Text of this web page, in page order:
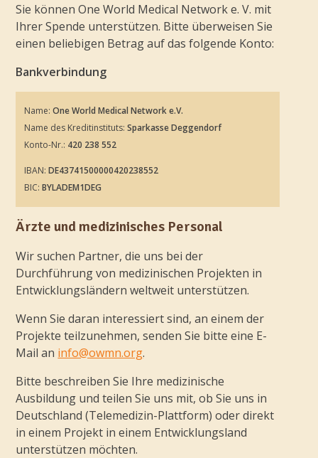
Sie können One World Medical Network e. V. mit
Ihrer Spende unterstützen. Bitte überweisen Sie
einen beliebigen Betrag auf das folgende Konto:
Bankverbindung
Name:One World Medical Network e.V.
Name des Kreditinstituts:Sparkasse Deggendorf
Konto-Nr.: 420 238 552
IBAN:DE43741500000420238552
BIC:BYLADEM1DEG
Ärzte und medizinisches Personal
Wir suchen Partner, die uns bei der
Durchführung von medizinischen Projekten in
Entwicklungsländern weltweit unterstützen.
Wenn Sie daran interessiert sind, an einem der
Projekte teilzunehmen, senden Sie bitte eine E-
Mail an info@owmn.org.
Bitte beschreiben Sie Ihre medizinische
Ausbildung und teilen Sie uns mit, ob Sie uns in
Deutschland (Telemedizin-Plattform) oder direkt
in einem Projekt in einem Entwicklungsland
unterstützen möchten.